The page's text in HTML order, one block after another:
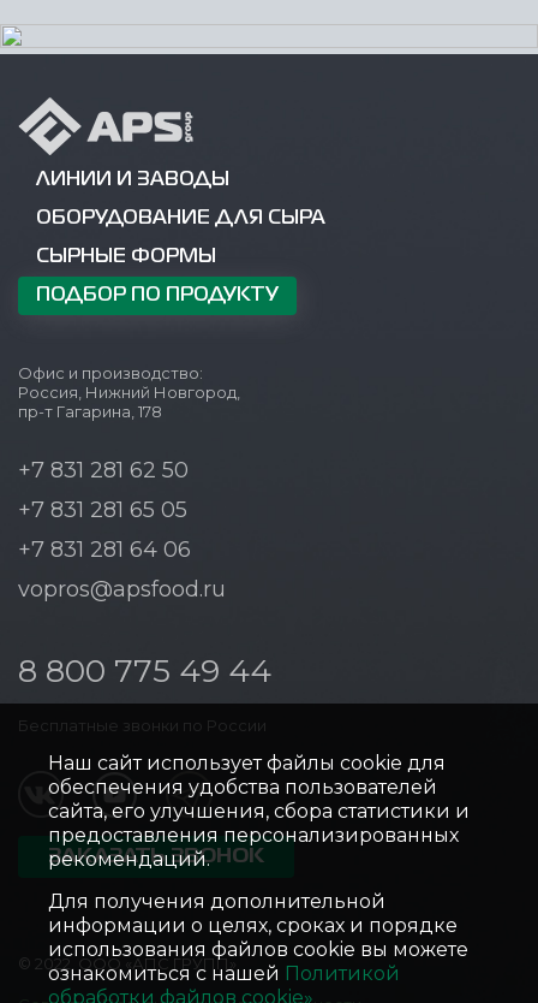
ЛИНИИ И ЗАВОДЫ
ОБОРУДОВАНИЕ ДЛЯ СЫРА
СЫРНЫЕ ФОРМЫ
ПОДБОР ПО ПРОДУКТУ
Офис и производство:
Россия, Нижний Новгород,
пр-т Гагарина, 178
+7 831 281 62 50
+7 831 281 65 05
+7 831 281 64 06
vopros@apsfood.ru
8 800 775 49 44
Бесплатные звонки по России
ЗАКАЗАТЬ ЗВОНОК
© 2022, ООО «АПС ГРУПП»
Наш сайт использует файлы cookie для
обеспечения удобства пользователей
сайта, его улучшения, сбора статистики и
предоставления персонализированных
рекомендаций.
Для получения дополнительной
информации о целях, сроках и порядке
использования файлов cookie вы можете
ознакомиться с нашей Политикой
обработки файлов cookie»